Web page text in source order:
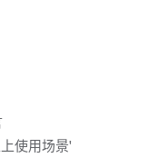
使用场景'